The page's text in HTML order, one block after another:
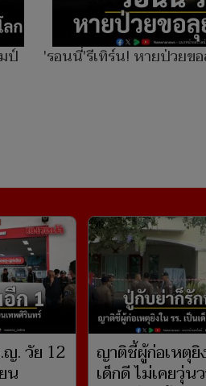
ป์
'รอนนี่'รีเทิร์น! หายป่วยข
. วัย 12
น
ญาติชี้ผู้ก่อเหตุยิ
เด็กดี ไม่เคยวุ่น